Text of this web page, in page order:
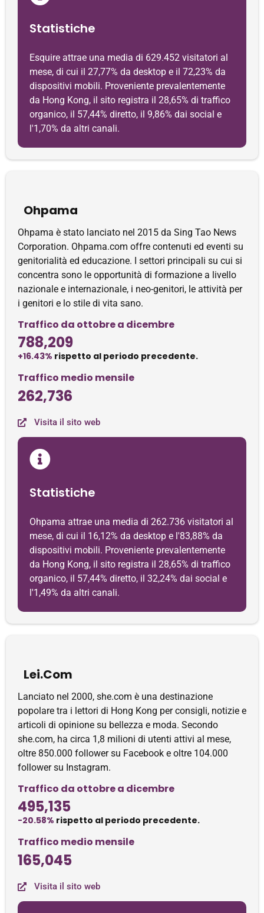
Statistiche
Esquire attrae una media di 629.452 visitatori al
mese, di cui il 27,77% da desktop e il 72,23% da
dispositivi mobili. Proveniente prevalentemente
da Hong Kong, il sito registra il 28,65% di traffico
organico, il 57,44% diretto, il 9,86% dai social e
l'1,70% da altri canali.
Ohpama
Ohpama è stato lanciato nel 2015 da Sing Tao News
Corporation. Ohpama.com offre contenuti ed eventi su
genitorialità ed educazione. I settori principali su cui si
concentra sono le opportunità di formazione a livello
nazionale e internazionale, i neo-genitori, le attività per
i genitori e lo stile di vita sano.
Traffico da ottobre a dicembre
788,209
+16.43% rispetto al periodo precedente.
Traffico medio mensile
262,736
Visita il sito web
Statistiche
Ohpama attrae una media di 262.736 visitatori al
mese, di cui il 16,12% da desktop e l'83,88% da
dispositivi mobili. Proveniente prevalentemente
da Hong Kong, il sito registra il 28,65% di traffico
organico, il 57,44% diretto, il 32,24% dai social e
l'1,49% da altri canali.
Lei.Com
Lanciato nel 2000, she.com è una destinazione
popolare tra i lettori di Hong Kong per consigli, notizie e
articoli di opinione su bellezza e moda. Secondo
she.com, ha circa 1,8 milioni di utenti attivi al mese,
oltre 850.000 follower su Facebook e oltre 104.000
follower su Instagram.
Traffico da ottobre a dicembre
495,135
-20.58% rispetto al periodo precedente.
Traffico medio mensile
165,045
Visita il sito web